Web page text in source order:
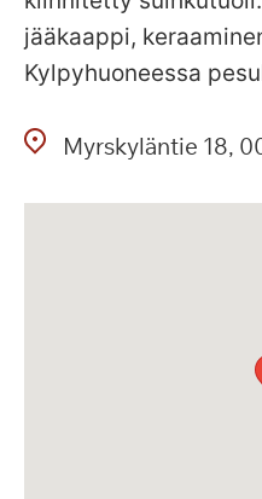
jääkaappi,
Kylpyhuoneessa
Myrskyläntie 18